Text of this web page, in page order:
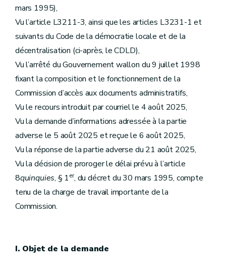
mars 1995),
Vu l’article L3211-3, ainsi que les articles L3231-1 et
suivants du Code de la démocratie locale et de la
décentralisation (ci-après, le CDLD),
Vu l’arrêté du Gouvernement wallon du 9 juillet 1998
fixant la composition et le fonctionnement de la
Commission d’accès aux documents administratifs,
Vu le recours introduit par courriel le 4 août 2025,
Vu la demande d’informations adressée à la partie
adverse le 5 août 2025 et reçue le 6 août 2025,
Vu la réponse de la partie adverse du 21 août 2025,
Vu la décision de proroger le délai prévu à l’article
8quinquies, § 1er, du décret du 30 mars 1995, compte
tenu de la charge de travail importante de la
Commission.
I. Objet de la demande